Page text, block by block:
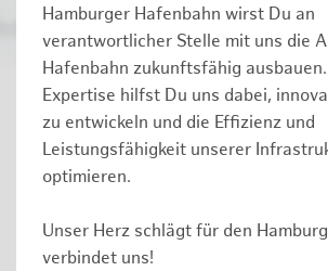
Hamburger Hafenbahn wirst Du an
verantwortlicher Stelle mit uns die
Hafenbahn zukunftsfähig
Expertise hilfst Du uns dabei,
zu entwickeln und die Effizienz und
Leistungsfähigkeit unserer
optimieren.
Unser Herz schlägt für den
verbindet uns!